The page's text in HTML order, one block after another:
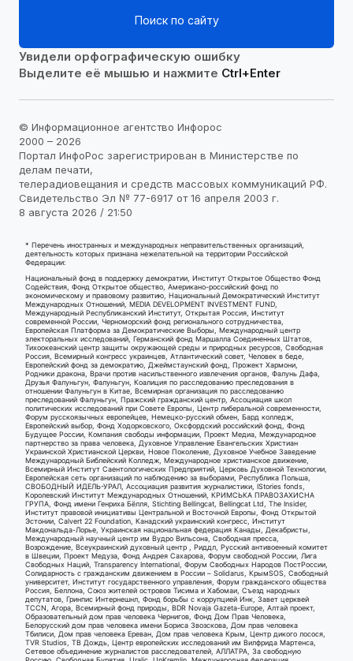
Поиск по сайту
Увидели орфографическую ошибку
Выделите её мышью и нажмите Ctrl+Enter
© Информационное агентство Инфорос
2000 – 2026
Портал ИнфоРос зарегистрирован в Министерстве по
делам печати,
телерадиовещания и средств массовых коммуникаций РФ.
Свидетельство Эл № 77-6917 от 16 апреля 2003 г.
8 августа 2026 / 21:50